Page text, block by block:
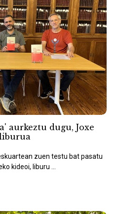
aurkeztu dugu, Joxe
zuen testu bat pasatu
kideoi, liburu ...